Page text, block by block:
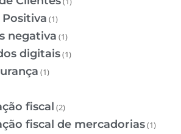
(1)
negativa (1)
digitais(1)
(1)
fiscal (2)
fiscal de mercadorias(1)